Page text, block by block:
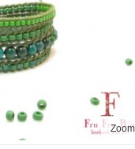
Zoom